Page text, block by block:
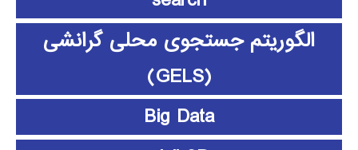
الگوریتم جستجوی محلی گرانشی
(GELS)
Big Data